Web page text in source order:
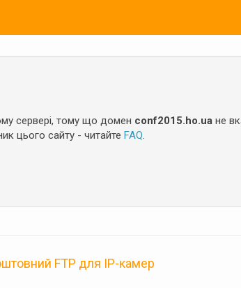
сервері, тому що домен conf2015.ho.ua не
цього сайту - читайте FAQ.
FTP для IP-камер